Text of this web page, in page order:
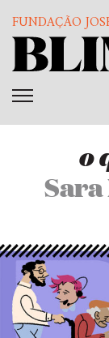
FUNDAÇÃO
o